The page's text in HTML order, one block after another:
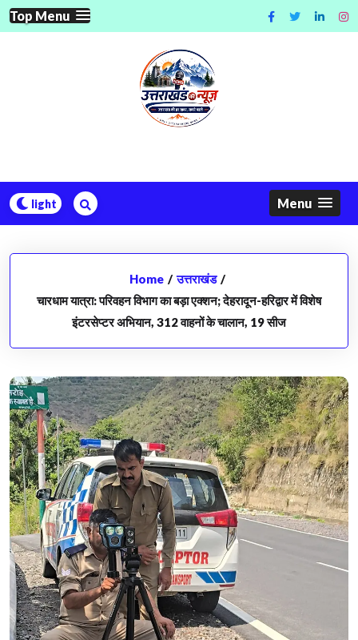
Skip
to
Top Menu
Menu
Home / उत्तराखंड /
चारधाम यात्रा: परिवहन विभाग का बड़ा एक्शन; देहरादून-हरिद्वार में विशेष
इंटरसेप्टर अभियान, 312 वाहनों के चालान, 19 सीज